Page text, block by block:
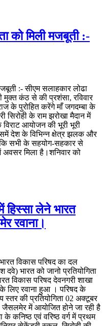
को मिली मजबूती :-
:- सीएम सलाहकार लोढा
मुक्त कंठ से की प्रशंसा, रविवार
के पुरोहित करेंगे माँ जगदम्बा के
सिरोही के राम झरोखा मैदान में
आयोजन की भूरी भूरी
देश के विभिन्न क्षेत्र झलक और
सभी के सहयोग-सहकार से
अवसर मिला है।शनिवार को
हिस्सा लेने भारत
रवाना।
विकास परिषद का दल
दवे) भारत को जानो प्रतियोगिता
विकास परिषद देवनगरी शाखा
रवाना हुआ । परिषद के
स्तर की प्रतियोगिता 02 अक्टूबर
जैसलमेर में आयोजित होने जा रही है
के कनिष्ठ एवं वरिष्ठ वर्ग में प्रथम